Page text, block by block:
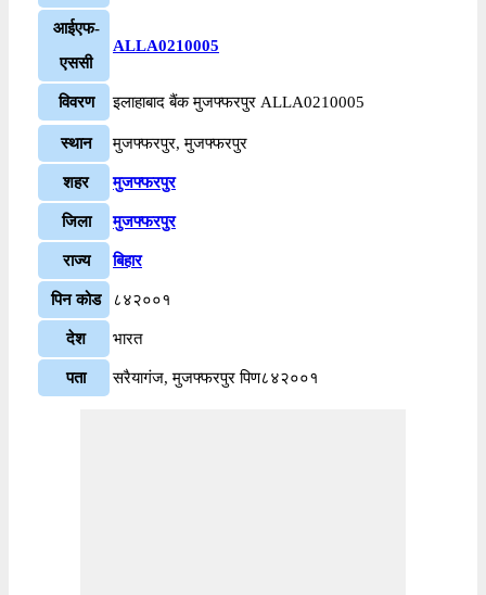
आईएफ-
एससी
ALLA0210005
विवरण इलाहाबाद बैंक मुजफ्फरपुर ALLA0210005
स्थान मुजफ्फरपुर, मुजफ्फरपुर
शहर मुजफ्फरपुर
जिला मुजफ्फरपुर
राज्य बिहार
पिन कोड ८४२००१
देश भारत
पता सरैयागंज, मुजफ्फरपुर पिण८४२००१